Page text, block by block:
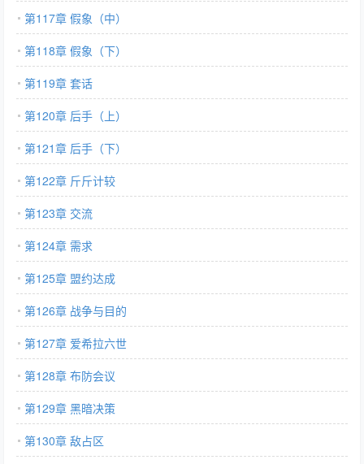
第117章 假象（中）
第118章 假象（下）
第119章 套话
第120章 后手（上）
第121章 后手（下）
第122章 斤斤计较
第123章 交流
第124章 需求
第125章 盟约达成
第126章 战争与目的
第127章 爱希拉六世
第128章 布防会议
第129章 黑暗决策
第130章 敌占区